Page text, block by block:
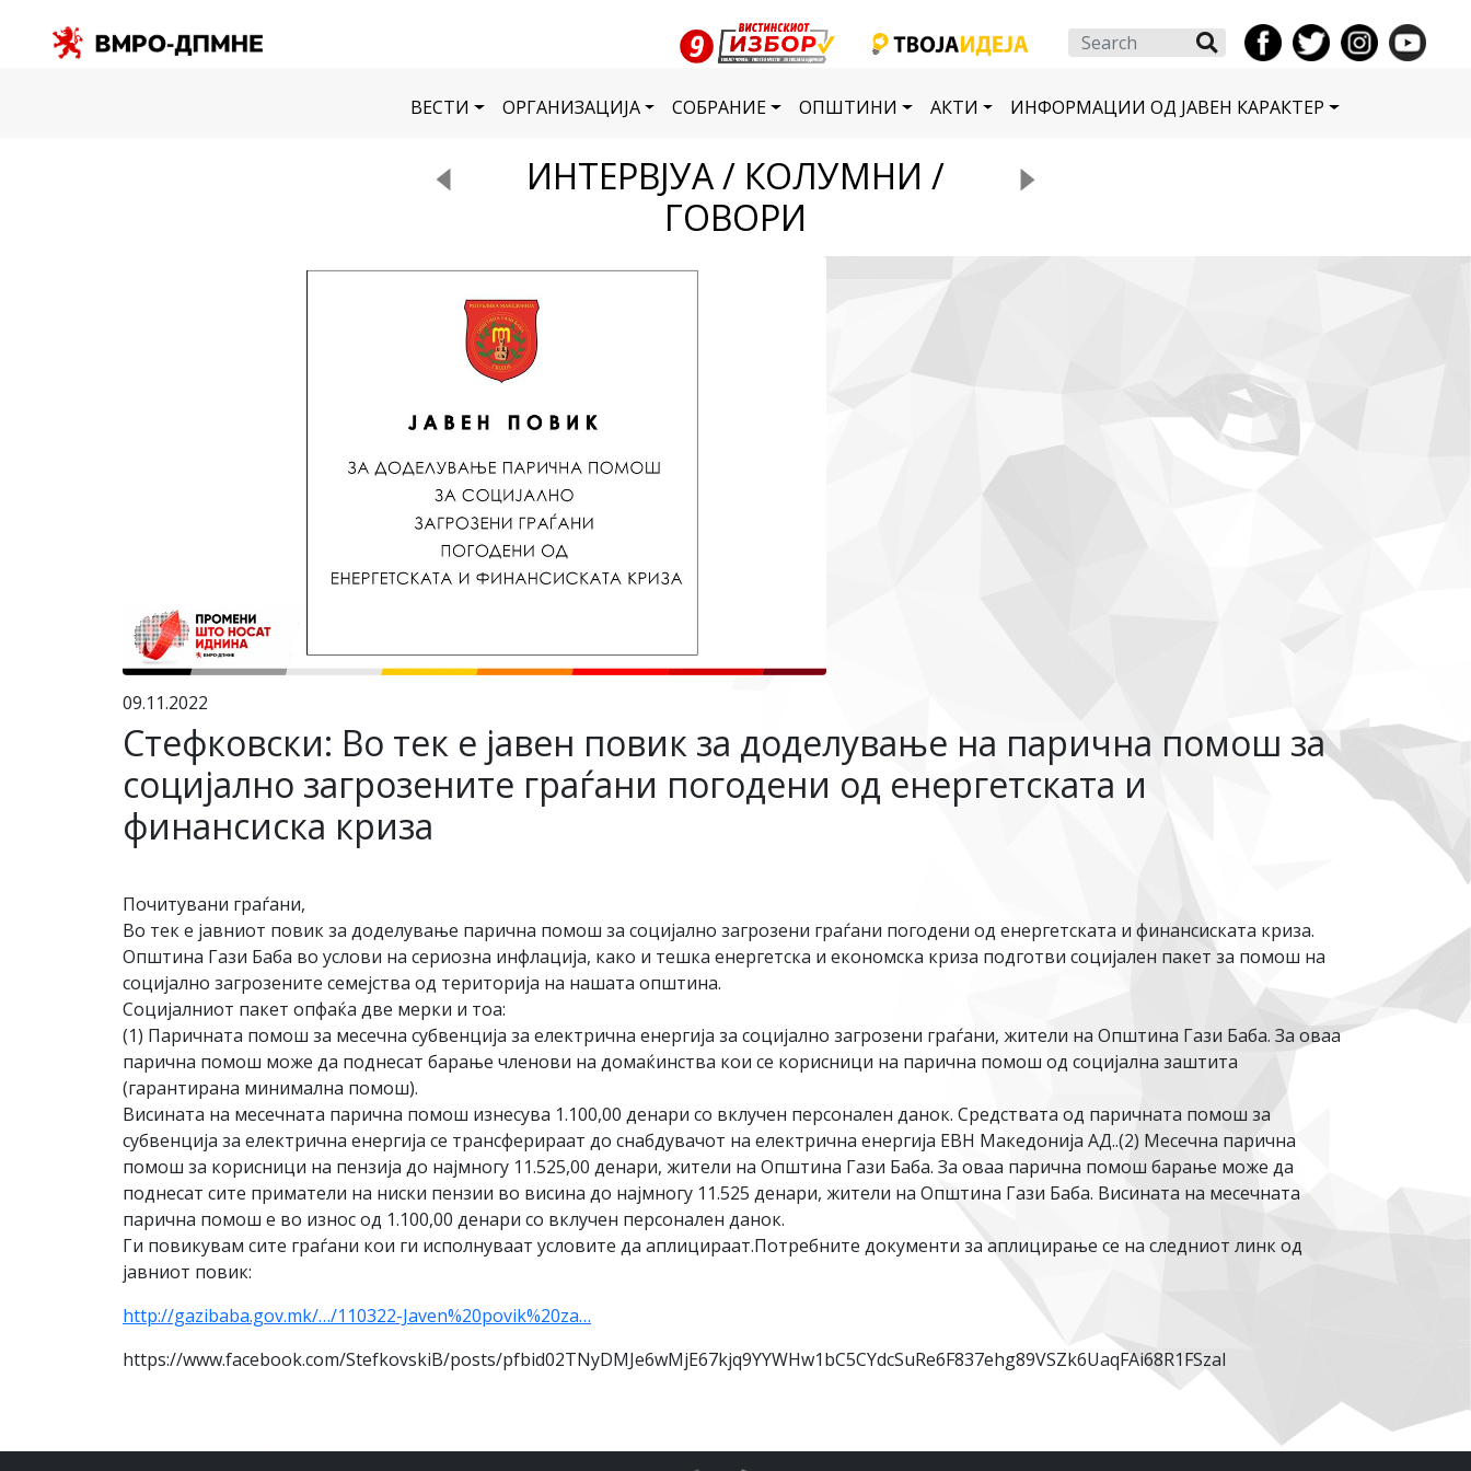
Search
ВЕСТИ ОРГАНИЗАЦИЈА СОБРАНИЕ ОПШТИНИ АКТИ ИНФОРМАЦИИ ОД ЈАВЕН КАРАКТЕР
ИНТЕРВЈУА / КОЛУМНИ /
ГОВОРИ
09.11.2022
Стефковски: Во тек е јавен повик за доделување на парична помош за
социјално загрозените граѓани погодени од енергетската и
финансиска криза
Почитувани граѓани,
Во тек е јавниот повик за доделување парична помош за социјално загрозени граѓани погодени од енергетската и финансиската криза.
Општина Гази Баба во услови на сериозна инфлација, како и тешка енергетска и економска криза подготви социјален пакет за помош на
социјално загрозените семејства од територија на нашата општина.
Социјалниот пакет опфаќа две мерки и тоа:
(1) Паричната помош за месечна субвенција за електрична енергија за социјално загрозени граѓани, жители на Општина Гази Баба. За оваа
парична помош може да поднесат барање членови на домаќинства кои се корисници на парична помош од социјална заштита
(гарантирана минимална помош).
Висината на месечната парична помош изнесува 1.100,00 денари со вклучен персонален данок. Средствата од паричната помош за
субвенција за електрична енергија се трансферираат до снабдувачот на електрична енергија ЕВН Македонија АД..(2) Месечна парична
помош за корисници на пензија до најмногу 11.525,00 денари, жители на Општина Гази Баба. За оваа парична помош барање може да
поднесат сите приматели на ниски пензии во висина до најмногу 11.525 денари, жители на Општина Гази Баба. Висината на месечната
парична помош е во износ од 1.100,00 денари со вклучен персонален данок.
Ги повикувам сите граѓани кои ги исполнуваат условите да аплицираат.Потребните документи за аплицирање се на следниот линк од
јавниот повик:
http://gazibaba.gov.mk/…/110322-Javen%20povik%20za…
https://www.facebook.com/StefkovskiB/posts/pfbid02TNyDMJe6wMjE67kjq9YYWHw1bC5CYdcSuRe6F837ehg89VSZk6UaqFAi68R1FSzal